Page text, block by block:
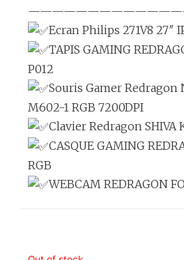
Ecran Philips 271V8 27″
TAPIS GAMING
P012
Souris Gamer Redragon
M602-1 RGB 7200DPI
Clavier Redragon SHIVA
CASQUE GAMING
RGB
WEBCAM REDRAGON